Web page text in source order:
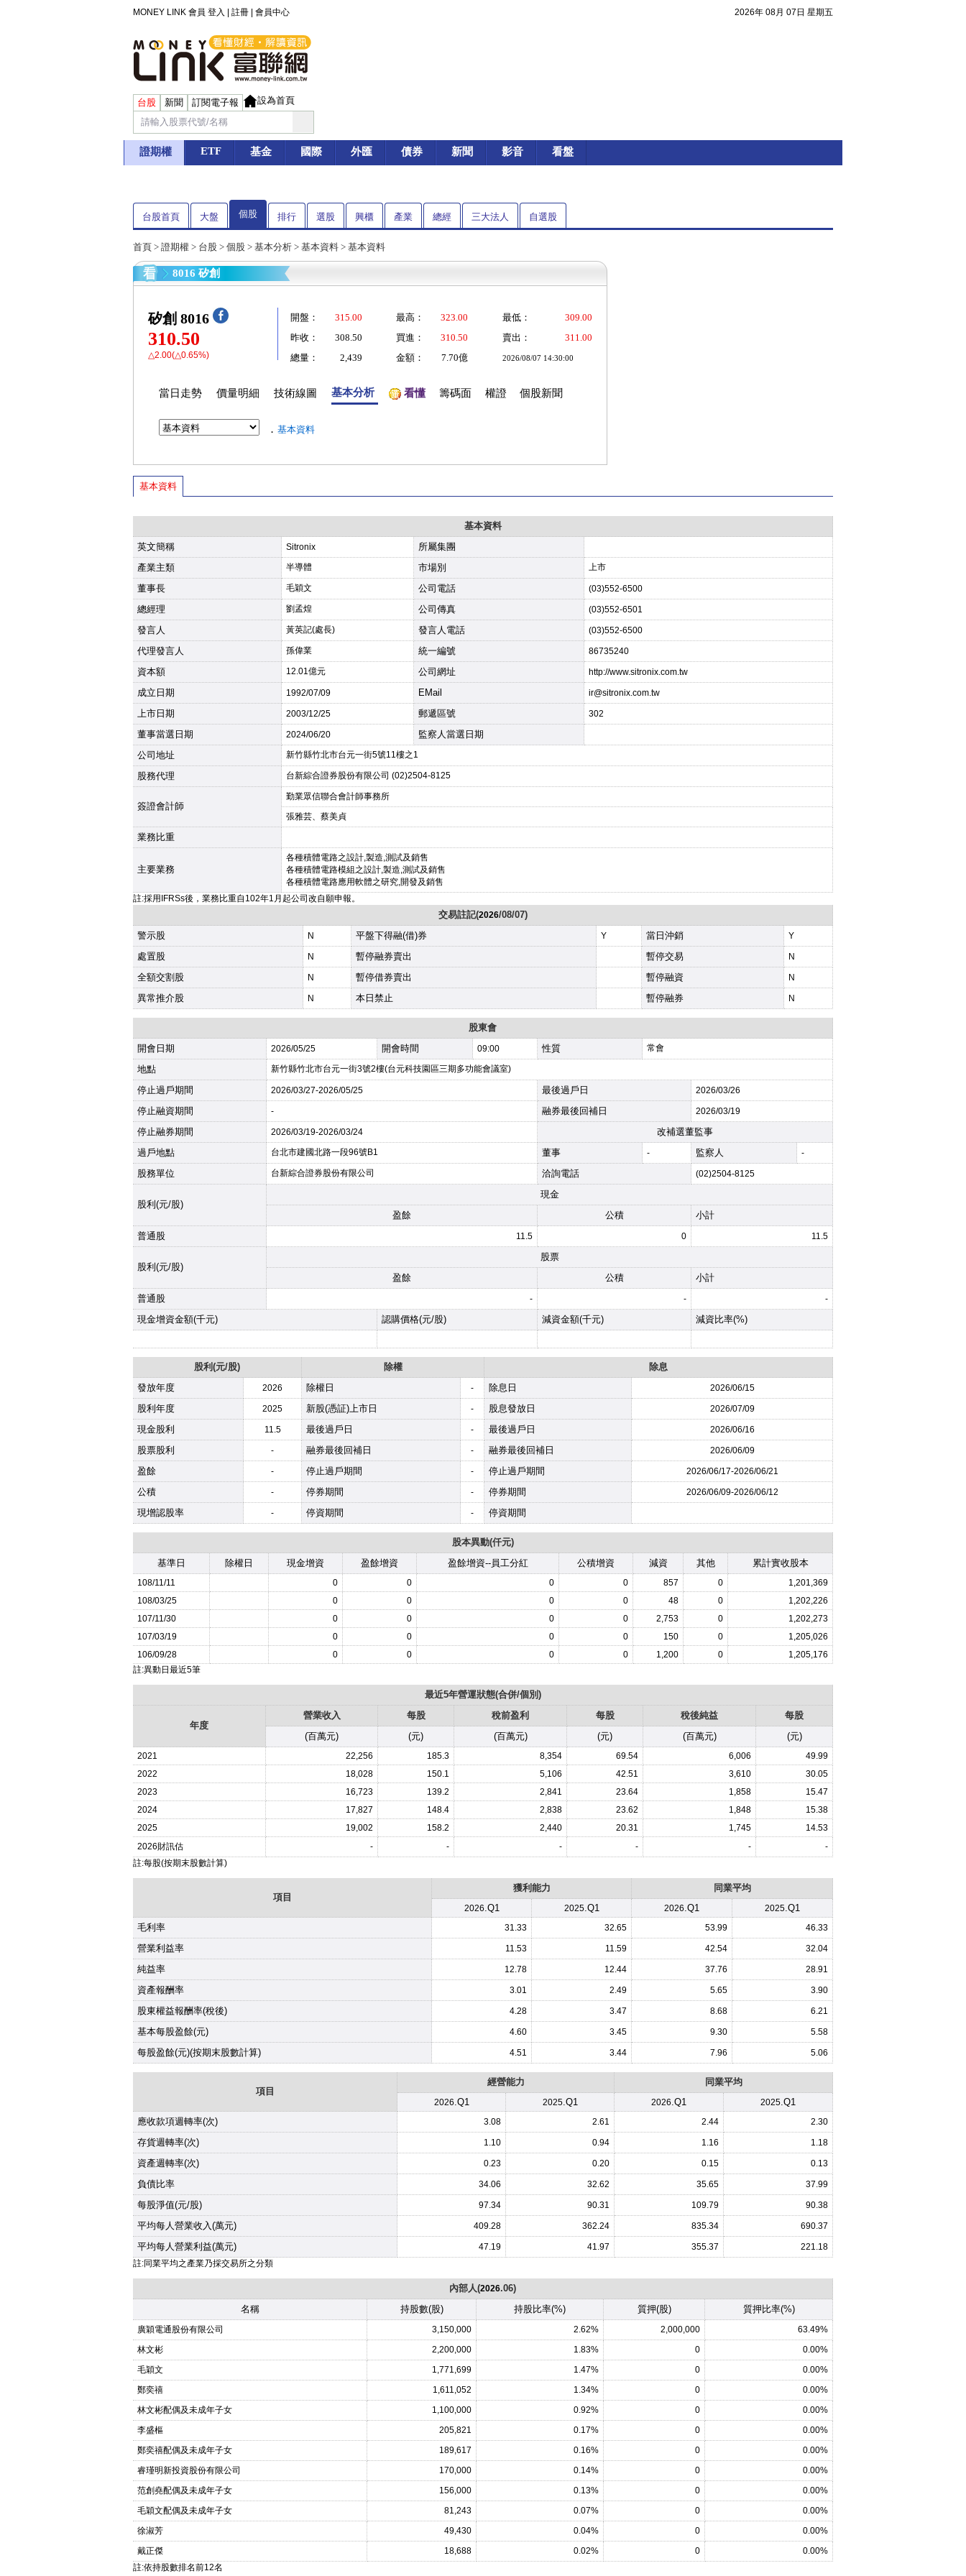
MONEY LINK 會員 登入 註冊 會員中心 2026年 08月 07日 星期五
台股 新聞 訂閱電子報 設為首頁
證期權 ETF 基金 國際 外匯 債券 新聞 影音 看盤
台股首頁 大盤 個股 排行 選股 興櫃 產業 總經 三大法人 自選股
首頁 > 證期權 > 台股 > 個股 > 基本分析 > 基本資料 > 基本資料
8016 矽創
矽創 8016
310.50
△2.00(△0.65%)
開盤： 315.00 最高： 323.00 最低：
309.00
昨收：
308.50 買進： 310.50 賣出：
311.00
總量：
2,439 金額： 7.70億 2026/08/07 14:30:00
當日走勢 價量明細 技術線圖 基本分析 看懂 籌碼面 權證 個股新聞
． 基本資料
基本資料
基本資料
英文簡稱
Sitronix
所屬集團
產業主類
半導體 市場別 上市
董事長 毛穎文 公司電話 (03)552-6500
總經理 劉孟煌 公司傳真 (03)552-6501
發言人 黃英記(處長) 發言人電話 (03)552-6500
代理發言人 孫偉業 統一編號 86735240
資本額 12.01億元 公司網址 http://www.sitronix.com.tw
成立日期 1992/07/09 EMail ir@sitronix.com.tw
上市日期 2003/12/25 郵遞區號 302
董事當選日期 2024/06/20
監察人當選日期
公司地址
新竹縣竹北市台元一街5號11樓之1
股務代理 台新綜合證券股份有限公司 (02)2504-8125
簽證會計師
勤業眾信聯合會計師事務所
張雅芸、蔡美貞
業務比重
主要業務
各種積體電路之設計,製造,測試及銷售
各種積體電路模組之設計,製造,測試及銷售
各種積體電路應用軟體之研究,開發及銷售
註:採用IFRSs後，業務比重自102年1月起公司改自願申報。
交易註記(2026/08/07)
警示股
N 平盤下得融(借)券 Y 當日沖銷 Y
處置股 N 暫停融券賣出 暫停交易 N
全額交割股 N 暫停借券賣出 暫停融資 N
異常推介股 N 本日禁止 暫停融券 N
股東會
開會日期
2026/05/25 開會時間 09:00 性質 常會
地點 新竹縣竹北市台元一街3號2樓(台元科技園區三期多功能會議室)
停止過戶期間 2026/03/27-2026/05/25 最後過戶日 2026/03/26
停止融資期間 - 融券最後回補日 2026/03/19
停止融券期間 2026/03/19-2026/03/24
改補選董監事
過戶地點
台北市建國北路一段96號B1 董事 - 監察人 -
股務單位 台新綜合證券股份有限公司 洽詢電話 (02)2504-8125
股利(元/股)
現金
盈餘
公積
小計
普通股
11.5 0 11.5
股利(元/股)
股票
盈餘
公積
小計
普通股
- - -
現金增資金額(千元) 認購價格(元/股) 減資金額(千元) 減資比率(%)
股利(元/股) 除權
除息
發放年度
2026 除權日 - 除息日 2026/06/15
股利年度 2025 新股(憑証)上市日 - 股息發放日 2026/07/09
現金股利 11.5 最後過戶日 - 最後過戶日 2026/06/16
股票股利 - 融券最後回補日 - 融券最後回補日 2026/06/09
盈餘 - 停止過戶期間 - 停止過戶期間 2026/06/17-2026/06/21
公積 - 停券期間 - 停券期間 2026/06/09-2026/06/12
現增認股率 - 停資期間 - 停資期間
股本異動(仟元)
基準日
除權日 現金增資 盈餘增資 盈餘增資--員工分紅 公積增資 減資 其他 累計實收股本
108/11/11 0 0 0 0 857 0
1,201,369
108/03/25
0 0 0 0 48 0
1,202,226
107/11/30
0 0 0 0 2,753 0
1,202,273
107/03/19
0 0 0 0 150 0
1,205,026
106/09/28
0 0 0 0 1,200 0
1,205,176
註:異動日最近5筆
最近5年營運狀態(合併/個別)
年度
營業收入 每股 稅前盈利 每股 稅後純益
每股
(百萬元)
(元) (百萬元) (元) (百萬元) (元)
2021 22,256 185.3 8,354 69.54 6,006
49.99
2022
18,028 150.1 5,106 42.51 3,610
30.05
2023
16,723 139.2 2,841 23.64 1,858
15.47
2024
17,827 148.4 2,838 23.62 1,848
15.38
2025
19,002 158.2 2,440 20.31 1,745
14.53
2026財訊估 - - - - -
-
註:每股(按期末股數計算)
項目
獲利能力 同業平均
2026.Q1 2025.Q1 2026.Q1 2025.Q1
毛利率
31.33 32.65 53.99 46.33
營業利益率 11.53 11.59 42.54 32.04
純益率 12.78 12.44 37.76 28.91
資產報酬率 3.01 2.49 5.65 3.90
股東權益報酬率(稅後) 4.28 3.47 8.68 6.21
基本每股盈餘(元) 4.60 3.45 9.30 5.58
每股盈餘(元)(按期末股數計算) 4.51 3.44 7.96 5.06
項目
經營能力 同業平均
2026.Q1 2025.Q1 2026.Q1 2025.Q1
應收款項週轉率(次)
3.08 2.61 2.44 2.30
存貨週轉率(次) 1.10 0.94 1.16 1.18
資產週轉率(次) 0.23 0.20 0.15 0.13
負債比率 34.06 32.62 35.65 37.99
每股淨值(元/股) 97.34 90.31 109.79 90.38
平均每人營業收入(萬元) 409.28 362.24 835.34 690.37
平均每人營業利益(萬元) 47.19 41.97 355.37
221.18
註:同業平均之產業乃採交易所之分類
內部人(2026.06)
名稱
持股數(股) 持股比率(%) 質押(股) 質押比率(%)
廣穎電通股份有限公司 3,150,000 2.62% 2,000,000
63.49%
林文彬
2,200,000 1.83% 0
0.00%
毛穎文
1,771,699 1.47% 0
0.00%
鄭奕禧
1,611,052 1.34% 0
0.00%
林文彬配偶及未成年子女
1,100,000 0.92% 0
0.00%
李盛樞
205,821 0.17% 0
0.00%
鄭奕禧配偶及未成年子女
189,617 0.16% 0
0.00%
睿瑾明新投資股份有限公司
170,000 0.14% 0
0.00%
范創堯配偶及未成年子女
156,000 0.13% 0
0.00%
毛穎文配偶及未成年子女
81,243 0.07% 0
0.00%
徐淑芳
49,430 0.04% 0
0.00%
戴正傑
18,688 0.02% 0
0.00%
註:依持股數排名前12名